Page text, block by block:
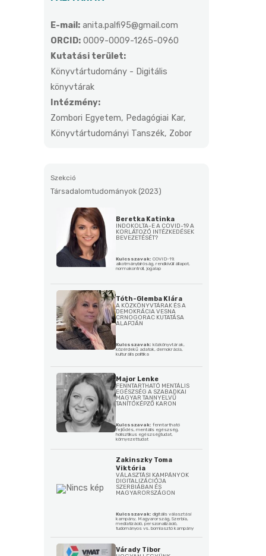
E-mail: anita.palfi95@gmail.com
ORCID: 0009-0009-1265-0960
Kutatási terület:
Könyvtártudomány - Digitális
könyvtárak
Intézmény:
Zombori Egyetem, Pedagógiai Kar,
Könyvtártudományi Tanszék, Zobor
Szekció
Társadalomtudományok (2023)
Beretka Katinka
INDOKOLTA-E A COVID-19 A
KORLÁTOZÓ INTÉZKEDÉSEK
BEVEZETÉSÉT?
Kulcsszavak: COVID-19,
alkotmánybíróság, rendkívüli állapot,
normakontroll, jogalap
Tóth-Glemba Klára
A KÖZKÖNYVTÁRAK ÉS A
DEMOKRÁCIA VESNA
CRNOGORAC KUTATÁSA
ALAPJÁN
Kulcsszavak: közkönyvtárak,
közérdekű adatok, demokrácia,
kulturális politika
Major Lenke
FENNTARTHATÓ MENTÁLIS
EGÉSZSÉG A SZABADKAI
MAGYAR TANNYELVŰ
TANÍTÓKÉPZŐ KARON
Kulcsszavak: fenntartható
fejlődés, mentális egészség,
holisztikus egészségtudat,
környezettudat
Zakinszky Toma
Viktória
VÁLASZTÁSI KAMPÁNYOK
DIGITALIZÁCIÓJA
SZERBIÁBAN ÉS
MAGYARORSZÁGON
Kulcsszavak: digitális választási
kampány, Magyarország, Szerbia,
mediatizáció, perszonalizáció,
tudományos vs. bomlasztó kampány
Várady Tibor